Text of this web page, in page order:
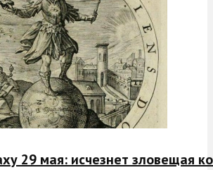
29 мая: исчезнет зловещая